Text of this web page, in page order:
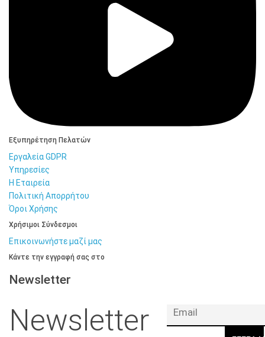
Εξυπηρέτηση Πελατών
Εργαλεία GDPR
Υπηρεσίες
Η Εταιρεία
Πολιτική Απορρήτου
Όροι Χρήσης
Χρήσιμοι Σύνδεσμοι
Επικοινωνήστε μαζί μας
Κάντε την εγγραφή σας στο
Newsletter
Newsletter